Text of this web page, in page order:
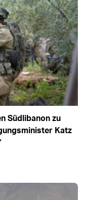
Südlibanon zu
Katz